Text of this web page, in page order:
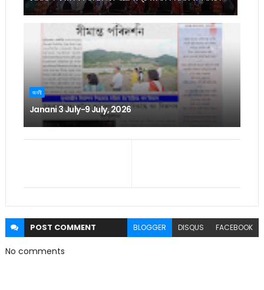
জননী
Janani 3 July-9 July, 2026
POST COMMENT BLOGGER DISQUS FACEBOOK
No comments